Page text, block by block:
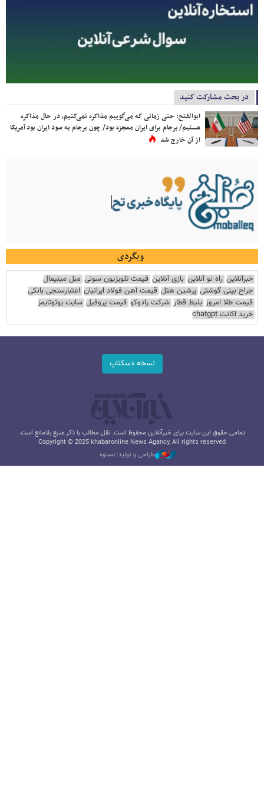
در بحث مشارکت کنید
ابوالفتح: حتی زمانی که می‌گوییم مذاکره نمی‌کنیم، در حال مذاکره
هستیم/ برجام برای ایران معجزه بود/ چون برجام به سود ایران بود آمریکا
از آن خارج شد
وبگردی
خبرآنلاین راه نو آنلاین بازی آنلاین قیمت تلویزیون سونی مبل مینیمال
جراح بینی گوشتی پرشین هتل قیمت آهن فولاد ایرانیان اعتبارسنجی بانکی
قیمت طلا امروز بلیط قطار شرکت رادوکو قیمت پروفیل سایت یوتوتایمز
خرید اکانت chatgpt
نسخه دسکتاپ
تمامی حقوق این سایت برای خبرآنلاین محفوظ است. نقل مطالب با ذکر منبع بلامانع است.
Copyright © 2025 khabaronline News Agancy, All rights reserved
طراحی و تولید: نستوه